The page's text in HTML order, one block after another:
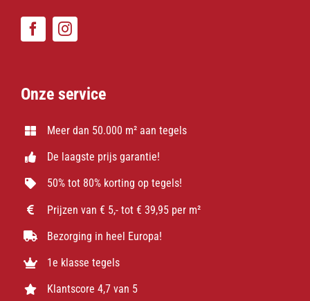
Onze service
Meer dan 50.000 m² aan tegels
De laagste prijs garantie!
50% tot 80% korting op tegels!
Prijzen van € 5,- tot € 39,95 per m²
Bezorging in heel Europa!
1e klasse tegels
Klantscore 4,7 van 5